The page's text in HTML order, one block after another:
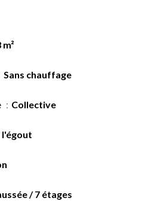
m²
Sans chauffage
Collective
l'égout
/ 7 étages